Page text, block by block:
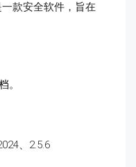
款安全软件，旨在
。
、2.5.6